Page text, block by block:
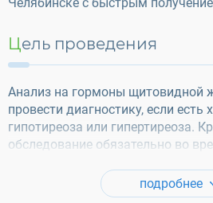
Цель проведения
Анализ на гормоны щитовидной
провести диагностику, если есть
гипотиреоза или гипертиреоза.
обследование обязательно во
подробнее